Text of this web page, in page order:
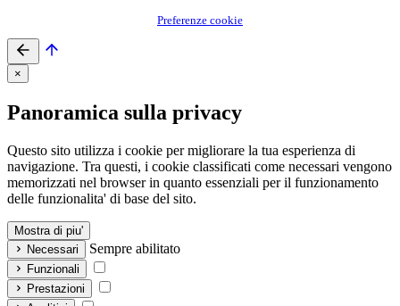
Preferenze cookie
×
Panoramica sulla privacy
Questo sito utilizza i cookie per migliorare la tua esperienza di
navigazione. Tra questi, i cookie classificati come necessari vengono
memorizzati nel browser in quanto essenziali per il funzionamento
delle funzionalita' di base del sito.
Mostra di piu'
Necessari
Sempre abilitato
Funzionali
Prestazioni